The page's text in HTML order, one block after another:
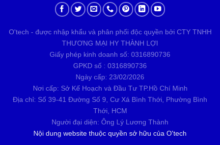
O'tech - được nhập khẩu và phân phối độc quyền bởi CTY TNHH
THƯƠNG MẠI HY THÀNH LỢI
Giấy phép kinh doanh số: 0316890736
GPKD số : 0316890736
Ngày cấp: 23/02/2026
Nơi cấp: Sở Kế Hoạch và Đầu Tư TP.Hồ Chí Minh
Địa chỉ: Số 39-41 Đường Số 9, Cư Xá Bình Thới, Phường Bình
Thới, HCM
Người đại diện: Ông Lý Lương Thành
Nội dung website thuộc quyền sở hữu của O'tech